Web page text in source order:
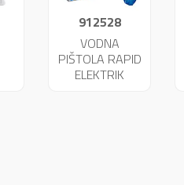
912528
VODNA
PIŠTOLA RAPID
ELEKTRIK